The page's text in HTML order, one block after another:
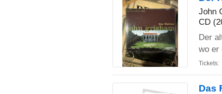
John
CD
Der
wo er
Tickets:
Das